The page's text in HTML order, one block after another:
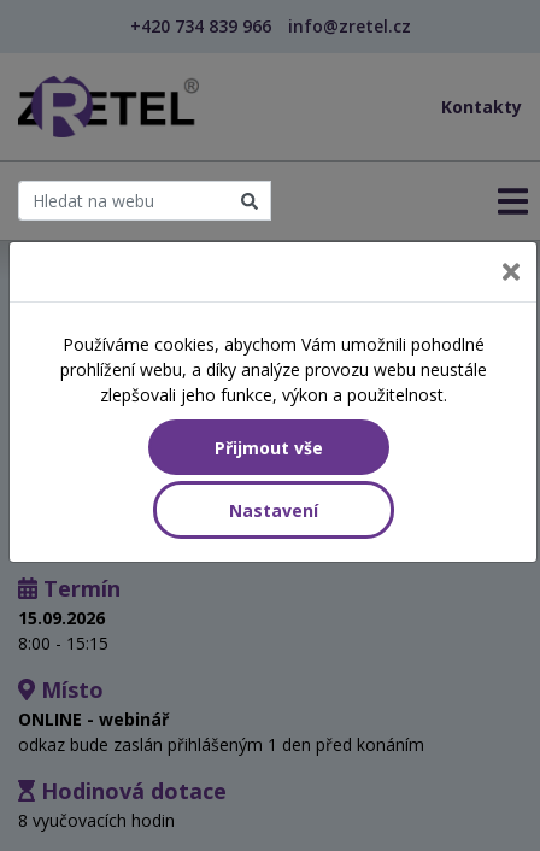
+420 734 839 966 info@zretel.cz
Kontakty
Dluhová problematika v
praxi: základní průvodce
pro pracovníky v sociálních
službách
Termín
15.09.2026
8:00 - 15:15
Místo
ONLINE - webinář
odkaz bude zaslán přihlášeným 1 den před konáním
Hodinová dotace
8 vyučovacích hodin
Používáme cookies, abychom Vám umožnili pohodlné
prohlížení webu, a díky analýze provozu webu neustále
zlepšovali jeho funkce, výkon a použitelnost.
Přijmout vše
Nastavení